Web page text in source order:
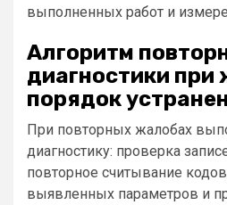
выполненных работ и
Алгоритм
диагностики при
порядок
При повторных жалобах
диагностику: проверка
повторное считывание
выявленных параметров и